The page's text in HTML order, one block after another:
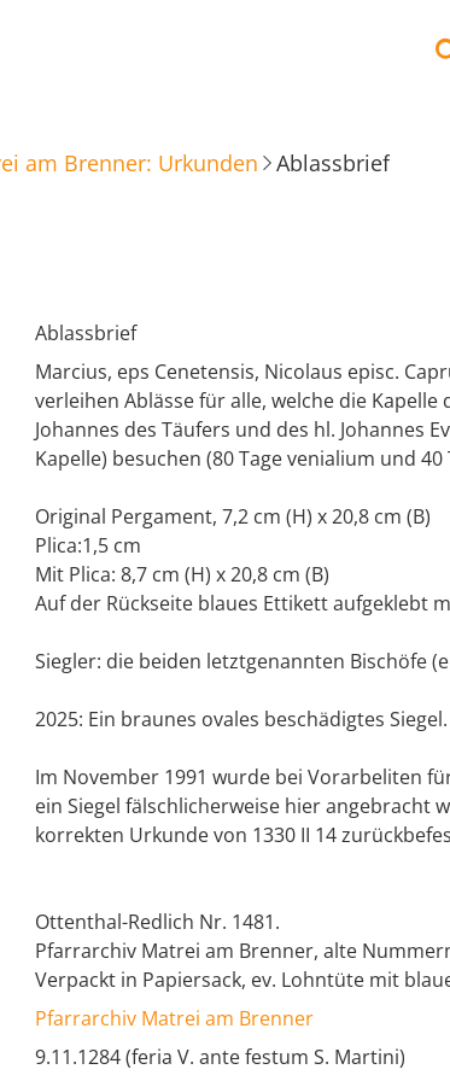
am Brenner: Urkunden Ablassbrief
Ablassbrief
Marcius, eps Cenetensis, Nicolaus episc.
verleihen Ablässe für alle, welche die Kapelle
Johannes des Täufers und des hl. Johannes
Kapelle) besuchen (80 Tage venialium und 40
Original Pergament, 7,2 cm (H) x 20,8 cm (B)
Plica:1,5 cm
Mit Plica: 8,7 cm (H) x 20,8 cm (B)
Auf der Rückseite blaues Ettikett aufgeklebt
Siegler: die beiden letztgenannten Bischöfe
2025: Ein braunes ovales beschädigtes Siegel.
Im November 1991 wurde bei Vorarbeliten
ein Siegel fälschlicherweise hier angebracht
korrekten Urkunde von 1330 II 14
Ottenthal-Redlich Nr. 1481.
Pfarrarchiv Matrei am Brenner, alte
Verpackt in Papiersack, ev. Lohntüte mit
Pfarrarchiv Matrei am Brenner
9.11.1284 (feria V. ante festum S. Martini)